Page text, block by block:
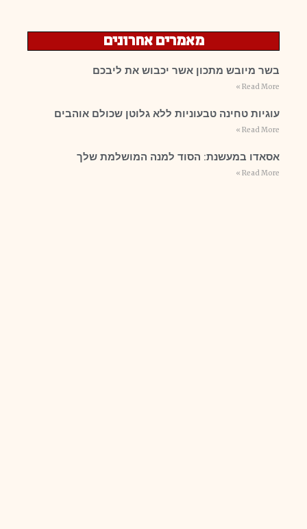
מאמרים אחרונים
בשר מיובש מתכון אשר יכבוש את ליבכם
Read More »
עוגיות טחינה טבעוניות ללא גלוטן שכולם אוהבים
Read More »
אסאדו במעשנת: הסוד למנה המושלמת שלך
Read More »